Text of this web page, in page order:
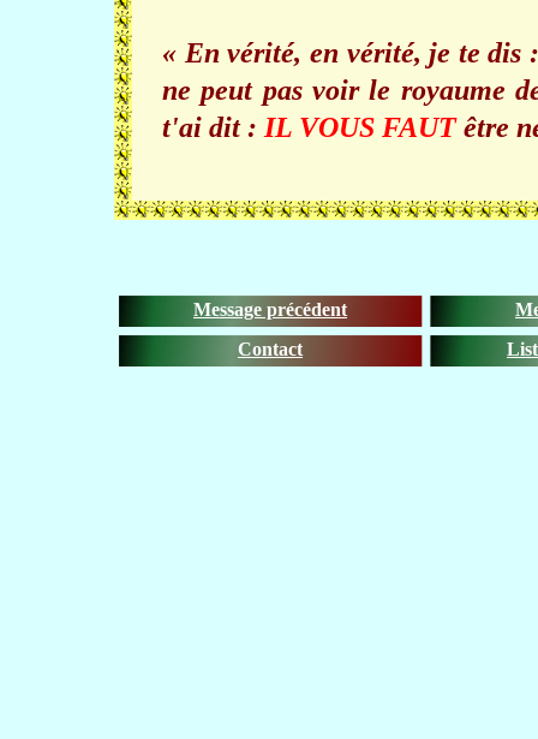
« En vérité, en vérité, je te dis
ne peut pas voir le royaume
t'ai dit : IL VOUS FAUTêtre
Message précédent
Contact